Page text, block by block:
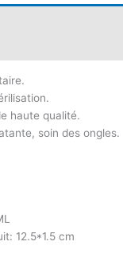
haute qualité.
soin des ongles.
12.5*1.5 cm